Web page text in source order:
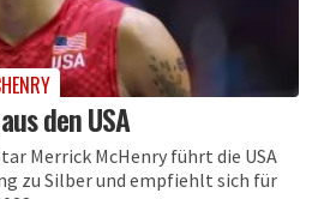
den USA
Merrick McHenry führt die USA
zu Silber und empfiehlt sich für